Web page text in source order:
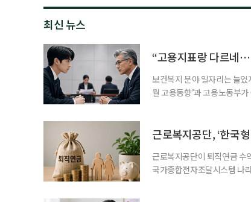
최신 뉴스
“고용지표랑 다르네
보건복지 분야 일자리는 늘
월 고용동향’과 고용노동부
론 온도차 표면적으로는 5월
근로복지공단, ‘한국
근로복지공단이 퇴직연금 수
국가종합전자조달시스템 나